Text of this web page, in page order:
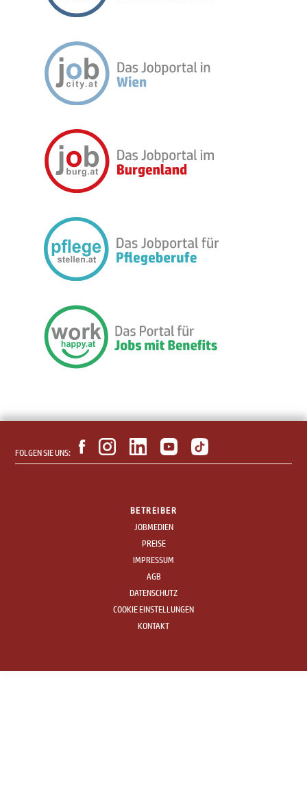
FOLGEN SIE UNS:
BETREIBER
JOBMEDIEN
PREISE
IMPRESSUM
AGB
DATENSCHUTZ
COOKIE EINSTELLUNGEN
KONTAKT